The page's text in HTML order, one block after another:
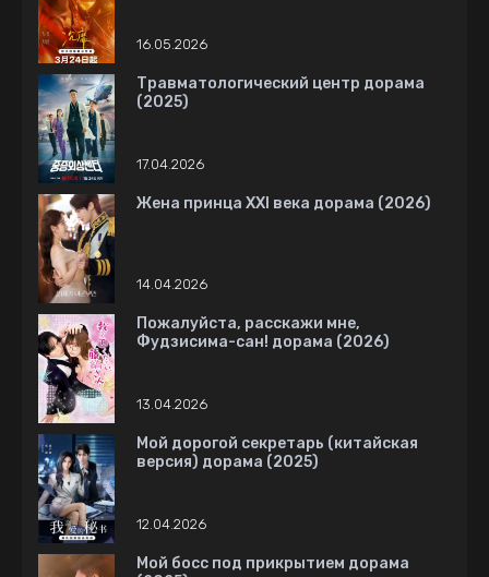
16.05.2026
Травматологический центр дорама
(2025)
17.04.2026
Жена принца XXI века дорама (2026)
14.04.2026
Пожалуйста, расскажи мне,
Фудзисима-сан! дорама (2026)
13.04.2026
Мой дорогой секретарь (китайская
версия) дорама (2025)
12.04.2026
Мой босс под прикрытием дорама